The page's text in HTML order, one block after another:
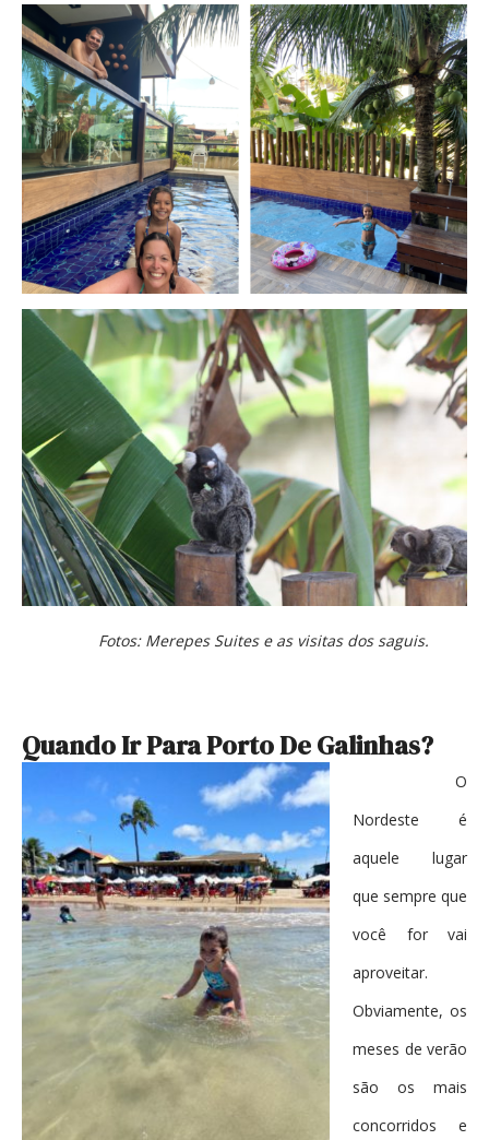
Fotos: Merepes Suites e as visitas dos saguis.
Quando Ir Para Porto De Galinhas?
O
Nordeste é
aquele lugar
que sempre que
você for vai
aproveitar.
Obviamente, os
meses de verão
são os mais
concorridos e